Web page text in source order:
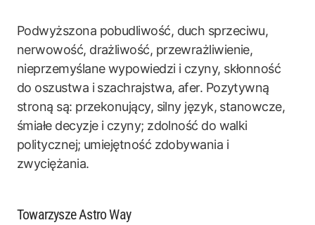
Podwyższona pobudliwość, duch sprzeciwu,
nerwowość, drażliwość, przewrażliwienie,
nieprzemyślane wypowiedzi i czyny, skłonność
do oszustwa i szachrajstwa, afer. Pozytywną
stroną są: przekonujący, silny język, stanowcze,
śmiałe decyzje i czyny; zdolność do walki
politycznej; umiejętność zdobywania i
zwyciężania.
Towarzysze Astro Way